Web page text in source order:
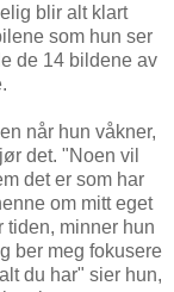
blir alt klart
som hun ser
de 14 bildene av
når hun våkner,
det. "Noen vil
det er som har
om mitt eget
tiden, minner hun
ber meg fokusere
du har" sier hun,